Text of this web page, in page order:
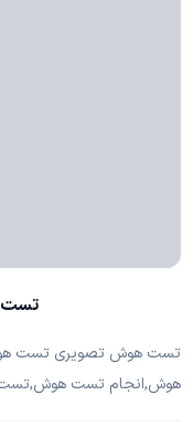
تست
تست هوش تصویری تست
هوش,انجام تست